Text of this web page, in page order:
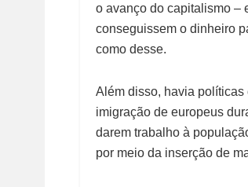
o avanço do capitalismo –
conseguissem o dinheiro
como desse.
Além disso, havia
imigração de europeus
darem trabalho à
por meio da inserção de